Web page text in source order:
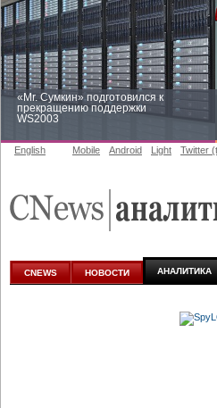
«Mr. Сумкин» подготовился к
прекращению поддержки
WS2003
аналитике
English Mobile Android Light Twitter
CNEWS НОВОСТИ АНАЛИТИКА